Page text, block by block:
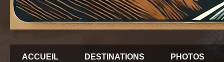
ACCUEIL DESTINATIONS PHOTOS